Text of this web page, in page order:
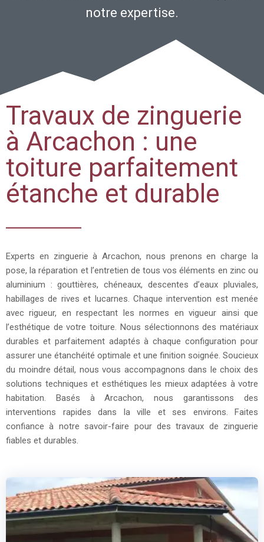
notre expertise.
Travaux de zinguerie
à Arcachon : une
toiture parfaitement
étanche et durable
Experts en zinguerie à Arcachon, nous prenons en charge la
pose, la réparation et l’entretien de tous vos éléments en zinc ou
aluminium : gouttières, chéneaux, descentes d’eaux pluviales,
habillages de rives et lucarnes. Chaque intervention est menée
avec rigueur, en respectant les normes en vigueur ainsi que
l’esthétique de votre toiture. Nous sélectionnons des matériaux
durables et parfaitement adaptés à chaque configuration pour
assurer une étanchéité optimale et une finition soignée. Soucieux
du moindre détail, nous vous accompagnons dans le choix des
solutions techniques et esthétiques les mieux adaptées à votre
habitation. Basés à Arcachon, nous garantissons des
interventions rapides dans la ville et ses environs. Faites
confiance à notre savoir-faire pour des travaux de zinguerie
fiables et durables.